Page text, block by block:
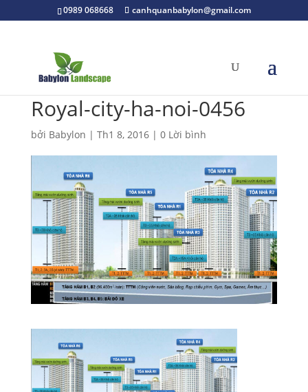
0989 068668 canhquanbabylon@gmail.com
Royal-city-ha-noi-0456
bởi Babylon | Th1 8, 2016| 0 Lời bình